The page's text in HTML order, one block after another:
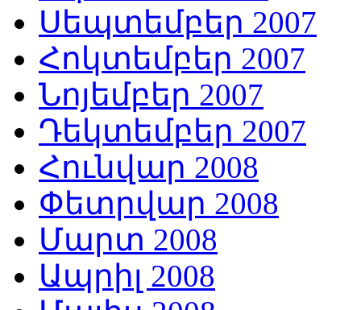
Սեպտեմբեր 2007
Հոկտեմբեր 2007
Նոյեմբեր 2007
Դեկտեմբեր 2007
Հունվար 2008
Փետրվար 2008
Մարտ 2008
Ապրիլ 2008